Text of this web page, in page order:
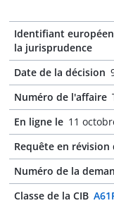
Identifiant
la jurisprudence
Date de la décision
Numéro de l'affaire
En ligne le 11
Requête en révision
Numéro de la
Classe de la CIB